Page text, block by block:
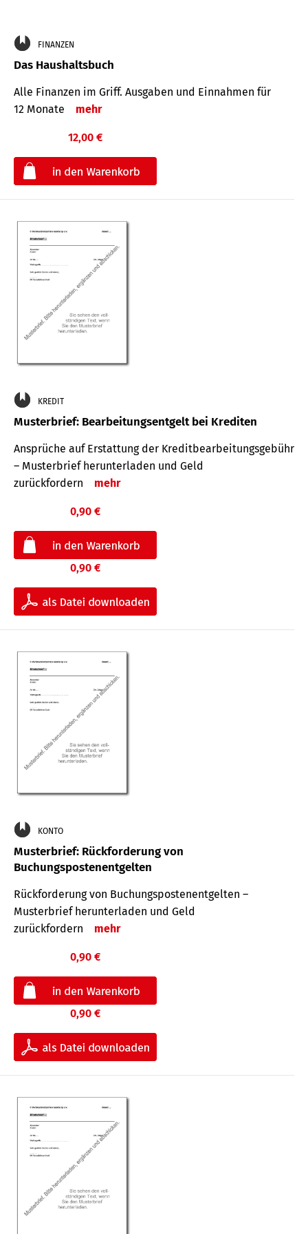
FINANZEN
Das Haushaltsbuch
Alle Finanzen im Griff. Aus­gaben und Ein­nahmen für
12 Monate
mehr
12,00 €
KREDIT
Musterbrief: Bearbeitungsentgelt bei Krediten
Ansprüche auf Erstattung der Kreditbearbeitungsgebühr
– Musterbrief herunterladen und Geld
zurückfordern
mehr
0,90 €
0,90 €
KONTO
Musterbrief: Rückforderung von
Buchungspostenentgelten
Rückforderung von Buchungspostenentgelten –
Musterbrief herunterladen und Geld
zurückfordern
mehr
0,90 €
0,90 €